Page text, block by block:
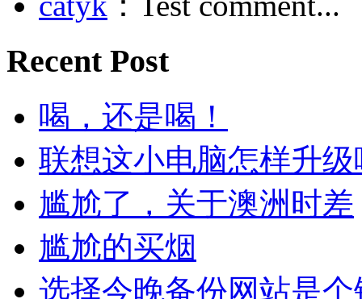
Recent Post
喝，还是喝！
联想这小电脑怎样升级
尴尬了，关于澳洲时差
尴尬的买烟
选择今晚备份网站是个